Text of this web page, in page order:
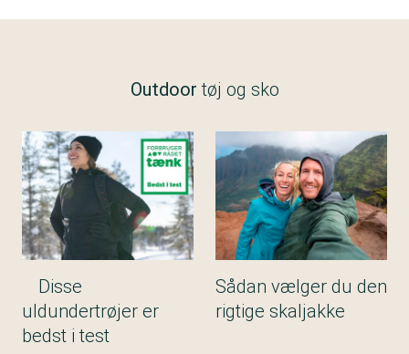
Outdoortøj og sko
Disse
uldundertrøjer er
bedst i test
Sådan vælger du den
rigtige skaljakke